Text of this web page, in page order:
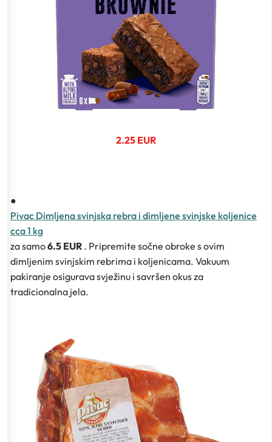
2.25 EUR
●
Pivac Dimljena svinjska rebra i dimljene svinjske koljenice
cca 1 kg
za samo6.5 EUR . Pripremite sočne obroke s ovim
dimljenim svinjskim rebrima i koljenicama. Vakuum
pakiranje osigurava svježinu i savršen okus za
tradicionalna jela.